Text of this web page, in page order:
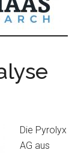
Die Pyrolyx
AG aus